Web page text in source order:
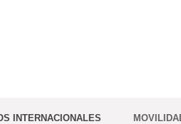
INTERNACIONALES